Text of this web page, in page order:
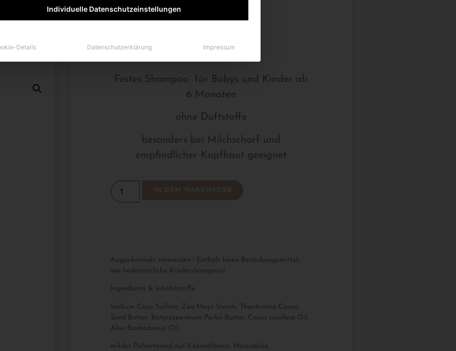
Lieferzeit: ca. 3-4 Werktage
Festes Shampoo für Babys und Kinder ab
6 Monaten
ohne Duftstoffe
besonders bei Milchschorf und
empfindlicher Kopfhaut geeignet
Augenkontakt vermeiden ! Enthält keine Betäubungsmittel,
wie herkömmliche Kindershampoos!
Ingredients & Inhalststoffe
Sodium Coco Sulfate, Zea Mays Starch, Theobroma Cacao
Seed Butter, Butyrospermum Parkii Butter, Cocos nucifera Oil,
Aloe Barbadensis Oil
mildes Pulvertensid auf Kokosölbasis, Maisstärke,
Individuelle Datenschutzeinstellungen
Details Datenschutzerklärung Impressum